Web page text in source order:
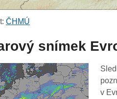
ČHMÚ
snímek
v